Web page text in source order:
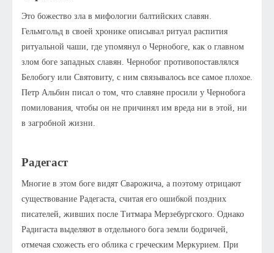
Это божество зла в мифологии балтийских славян.
Гельмгольд в своей хронике описывал ритуал распития
ритуальной чаши, где упомянул о Чернобоге, как о главном
злом боге западных славян. Чернобог противопоставлялся
Белобогу или Святовиту, с ним связывалось все самое плохое.
Петр Альбин писал о том, что славяне просили у Чернобога
помилования, чтобы он не причинял им вреда ни в этой, ни
в загробной жизни.
Радегаст
Многие в этом боге видят Сварожича, а поэтому отрицают
существование Радегаста, считая его ошибкой поздних
писателей, живших после Титмара Мерзебургского. Однако
Радигаста выделяют в отдельного бога земли бодричей,
отмечая схожесть его облика с греческим Меркурием. При